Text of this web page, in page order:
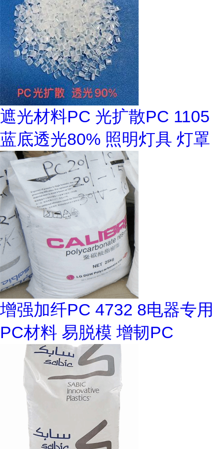
遮光材料PC 光扩散PC 1105
蓝底透光80% 照明灯具 灯罩
增强加纤PC 4732 8电器专用
PC材料 易脱模 增韧PC